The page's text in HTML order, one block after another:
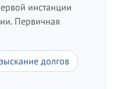
инстанции
Первичная
долгов